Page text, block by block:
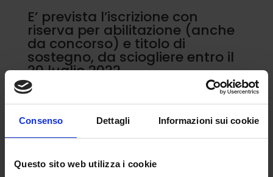
Consenso Dettagli Informazioni sui cookie
Questo sito web utilizza i cookie
E’ prevista l’iscrizione con
riserva per abilitazione (anche
da concorso) e titolo di
sostegno, da sciogliere entro il
20 luglio 2022 .
I titoli di accesso richiesti per la seconda fascia
Gps, devono essere conseguiti entro la data di
scadenza del termine stabilito per la
presentazione della domanda, con l’esatta
rilasciati.